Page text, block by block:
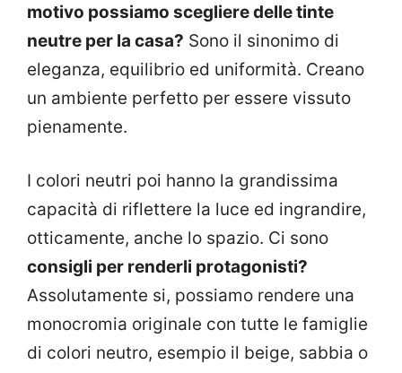
motivo possiamo scegliere delle tinte
neutre per la casa? Sono il sinonimo di
eleganza, equilibrio ed uniformità. Creano
un ambiente perfetto per essere vissuto
pienamente.
I colori neutri poi hanno la grandissima
capacità di riflettere la luce ed ingrandire,
otticamente, anche lo spazio. Ci sono
consigli per renderli protagonisti?
Assolutamente si, possiamo rendere una
monocromia originale con tutte le famiglie
di colori neutro, esempio il beige, sabbia o